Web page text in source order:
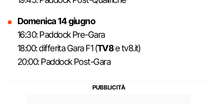
Domenica 14 giugno
16:30: Paddock Pre-Gara
18:00: differita Gara F1 (TV8e tv8.it)
20:00: Paddock Post-Gara